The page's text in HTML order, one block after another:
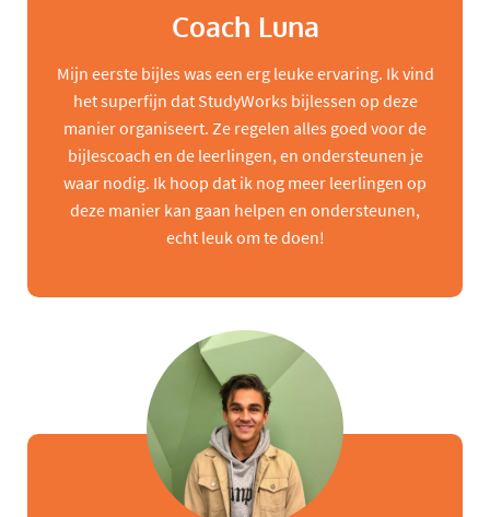
Coach Luna
Mijn eerste bijles was een erg leuke ervaring. Ik vind
het superfijn dat StudyWorks bijlessen op deze
manier organiseert. Ze regelen alles goed voor de
bijlescoach en de leerlingen, en ondersteunen je
waar nodig. Ik hoop dat ik nog meer leerlingen op
deze manier kan gaan helpen en ondersteunen,
echt leuk om te doen!